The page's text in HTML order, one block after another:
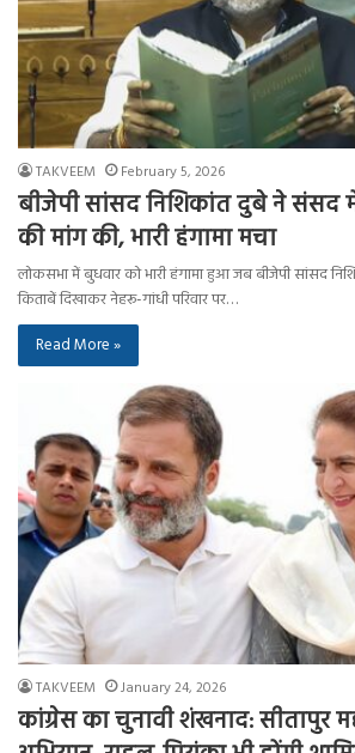
TAKVEEM February 5, 2026
बीजेपी सांसद निशिकांत दुबे ने संसद
की मांग की, भारी हंगामा मचा
लोकसभा में बुधवार को भारी हंगामा हुआ जब बीजेपी सांसद
किताबें दिखाकर नेहरू-गांधी परिवार पर…
Read More »
TAKVEEM January 24, 2026
कांग्रेस का चुनावी शंखनाद: सीतापुर